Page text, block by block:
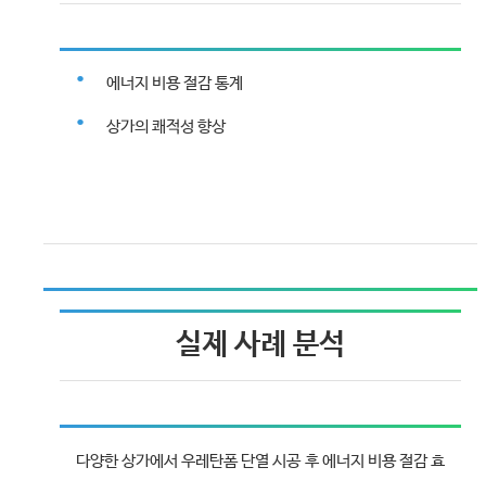
에너지 비용 절감 통계
상가의 쾌적성 향상
실제 사례 분석
다양한 상가에서 우레탄폼 단열 시공 후 에너지 비용 절감 효